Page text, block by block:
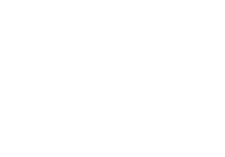
ainsi qu’un câble de chargement et
route dans différentes langues.